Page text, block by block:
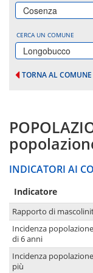
Cosenza
CERCA UN COMUNE
Longobucco
TORNA AL COMUNE
INDICATORI AI
Indicatore
Rapporto di
Incidenza
di 6 anni
Incidenza
più